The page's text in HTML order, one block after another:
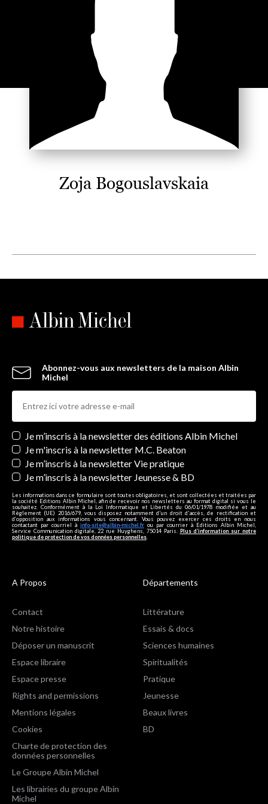
Zoja Bogouslavskaia
Abonnez-vous aux newsletters de la maison Albin
Michel
Newsletters
Je m’inscris à la newsletter des éditions Albin Michel
Je m'inscris à la newsletter M.C. Beaton
Je m’inscris à la newsletter Vie pratique
Je m’inscris à la newsletter Jeunesse & BD
Les informations dans ce formulaire sont toutes obligatoires, et sont collectées et traitées par
la société Editions Albin Michel, afin de recevoir nos newsletters au format digital si vous le
souhaitez. Conformément à la Loi Informatique et Libertés du 06/01/1978 modifiée et au
Règlement (UE) 2016/679, vous disposez notamment d'un droit d'accès, de rectification et
d’opposition aux informations vous concernant. Vous pouvez exercer ces droits en nous
contactant par courriel à info-site@albin-michel.fr ou par courrier à Editions Albin Michel,
Service Communication digitale, 22 rue Huyghens, 75014 Paris. Plus d’information sur notre
politique de protection de vos données personnelles
A Propos
Contact
Notre histoire
Déposer un manuscrit
Espace libraire
Espace presse
Rights and permissions
Mentions légales
Cookies
Charte de protection des
données personnelles
Le Groupe Albin Michel
Les librairies du groupe Albin
Michel
Départements
Littérature
Essais & docs
Sciences humaines
Spiritualités
Pratique
Jeunesse
Beaux livres
BD